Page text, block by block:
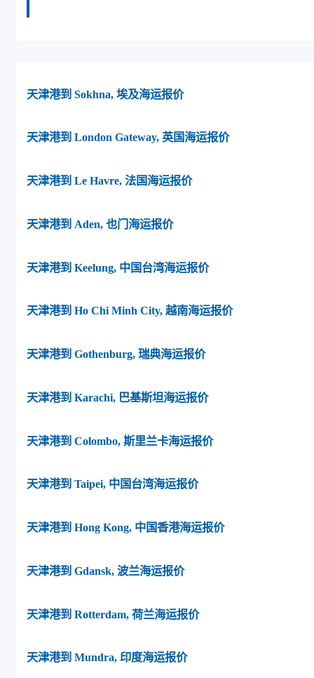
天津港到 Sokhna, 埃及海运报价
天津港到 London Gateway, 英国海运报价
天津港到 Le Havre, 法国海运报价
天津港到 Aden, 也门海运报价
天津港到 Keelung, 中国台湾海运报价
天津港到 Ho Chi Minh City, 越南海运报价
天津港到 Gothenburg, 瑞典海运报价
天津港到 Karachi, 巴基斯坦海运报价
天津港到 Colombo, 斯里兰卡海运报价
天津港到 Taipei, 中国台湾海运报价
天津港到 Hong Kong, 中国香港海运报价
天津港到 Gdansk, 波兰海运报价
天津港到 Rotterdam, 荷兰海运报价
天津港到 Mundra, 印度海运报价